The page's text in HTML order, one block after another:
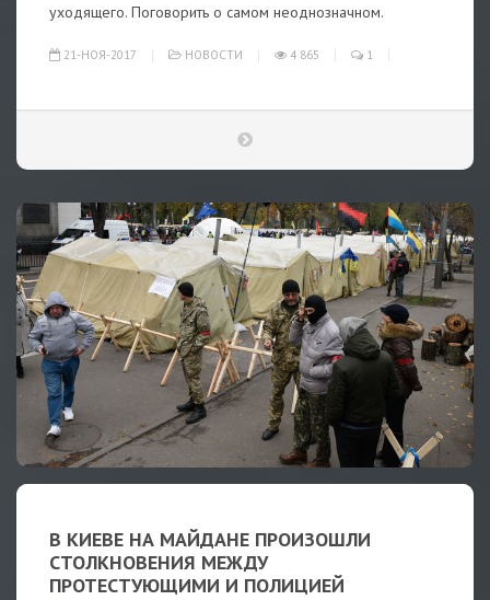
уходящего. Поговорить о самом неоднозначном.
21-НОЯ-2017 НОВОСТИ 4 865 1
В КИЕВЕ НА МАЙДАНЕ ПРОИЗОШЛИ
СТОЛКНОВЕНИЯ МЕЖДУ
ПРОТЕСТУЮЩИМИ И ПОЛИЦИЕЙ